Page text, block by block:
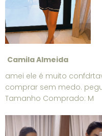
Camila Almeida
amei ele é muito
comprar sem medo.
Tamanho Comprado: M